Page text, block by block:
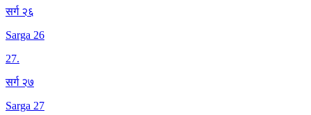
सर्ग २६
Sarga 26
27.
सर्ग २७
Sarga 27